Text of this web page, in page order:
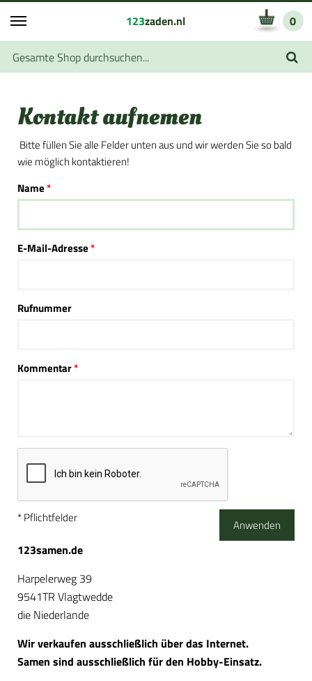
123zaden.nl 0
Kontakt aufnemen
Bitte füllen Sie alle Felder unten aus und wir werden Sie so bald
wie möglich kontaktieren!
Name
E-Mail-Adresse
Rufnummer
Kommentar
* Pflichtfelder Anwenden
123samen.de
Harpelerweg 39
9541TR Vlagtwedde
die Niederlande
Wir verkaufen ausschließlich über das Internet.
Samen sind ausschließlich für den Hobby-Einsatz.